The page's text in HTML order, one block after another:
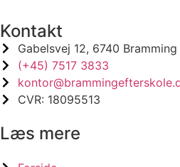
Kontakt
Gabelsvej 12, 6740 Bramming
(+45) 7517 3833
CVR: 18095513
Læs mere